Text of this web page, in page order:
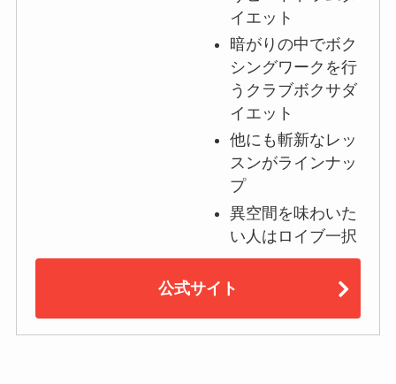
イエット
暗がりの中でボク
シングワークを行
うクラブボクサダ
イエット
他にも斬新なレッ
スンがラインナッ
プ
異空間を味わいた
い人はロイブ一択
公式サイト